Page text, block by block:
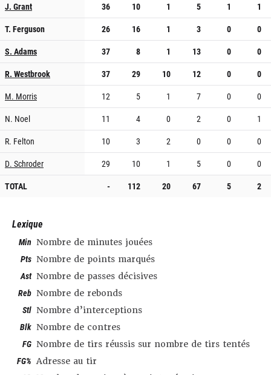
J. Grant
36 10 1 5 1
1
T. Ferguson
26 16 1 3 0
0
S. Adams
37 8 1 13 0
0
R. Westbrook
37 29 10 12 0
0
M. Morris
12 5 1 7 0
0
N. Noel
11 4 0 2 0
1
R. Felton
10 3 2 0 0
0
D. Schroder
29 10 1 5 0
0
TOTAL
- 112 20 67 5 2
Lexique
Min Nombre de minutes jouées
Pts Nombre de points marqués
Ast Nombre de passes décisives
Reb Nombre de rebonds
Stl Nombre d’interceptions
Blk Nombre de contres
FG Nombre de tirs réussis sur nombre de tirs tentés
FG% Adresse au tir